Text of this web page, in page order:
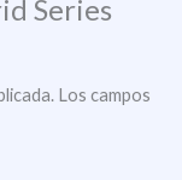
Series
Los campos